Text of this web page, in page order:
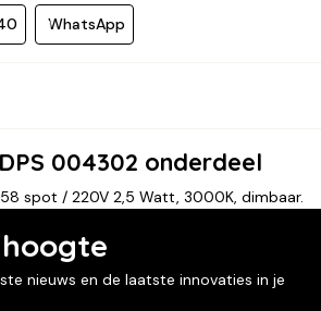
WhatsApp
004302 onderdeel
58 spot / 220V 2,5 Watt, 3000K, dimbaar.
nieuws en de laatste innovaties in je